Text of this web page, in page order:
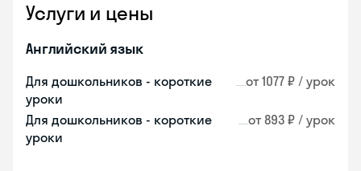
Услуги и цены
Английский язык
Для дошкольников - короткие
уроки
от 1077 ₽ / урок
Для дошкольников - короткие
уроки
от 893 ₽ / урок